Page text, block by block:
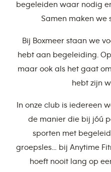
begeleiden waar nodig
Samen maken we
Bij Boxmeer staan we
hebt aan begeleiding.
maar ook als het gaat
hebt zijn
In onze club is iedereen
de manier die bij jóú
sporten met
groepsles… bij Anytime
hoeft nooit lang op